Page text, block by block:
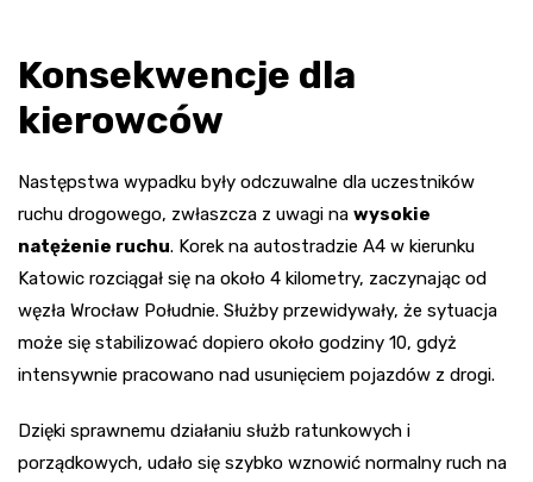
Konsekwencje dla
kierowców
Następstwa wypadku były odczuwalne dla uczestników
ruchu drogowego, zwłaszcza z uwagi na wysokie
natężenie ruchu. Korek na autostradzie A4 w kierunku
Katowic rozciągał się na około 4 kilometry, zaczynając od
węzła Wrocław Południe. Służby przewidywały, że sytuacja
może się stabilizować dopiero około godziny 10, gdyż
intensywnie pracowano nad usunięciem pojazdów z drogi.
Dzięki sprawnemu działaniu służb ratunkowych i
porządkowych, udało się szybko wznowić normalny ruch na